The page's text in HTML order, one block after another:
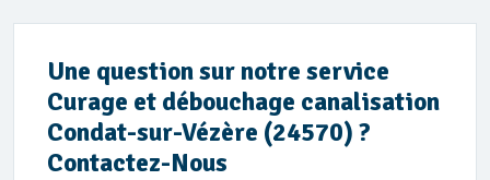
Une question sur notre service
Curage et débouchage canalisation
Condat-sur-Vézère (24570) ?
Contactez-Nous